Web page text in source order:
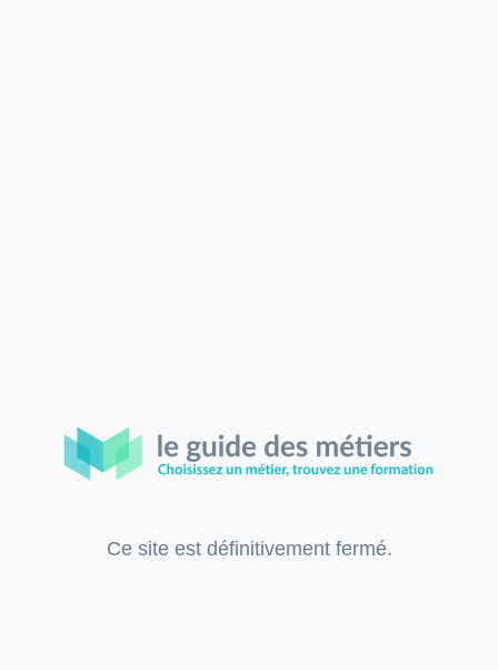
Ce site est définitivement fermé.